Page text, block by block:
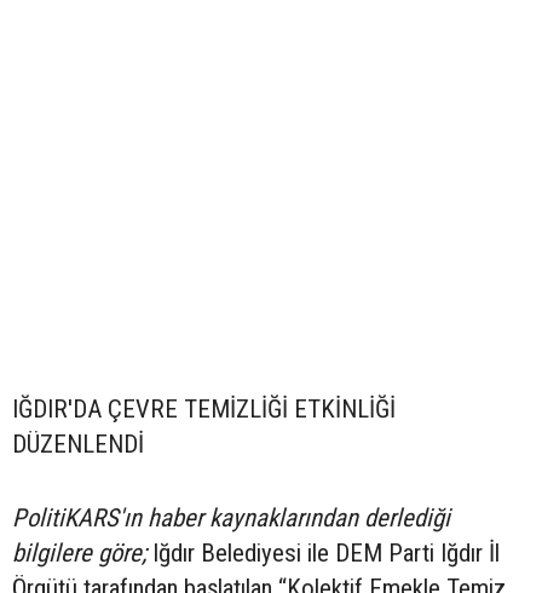
IĞDIR'DA ÇEVRE TEMİZLİĞİ ETKİNLİĞİ
DÜZENLENDİ
PolitiKARS'ın haber kaynaklarından derlediği
bilgilere göre;Iğdır Belediyesi ile DEM Parti Iğdır İl